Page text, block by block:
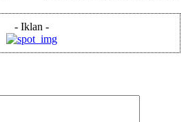
- Iklan -